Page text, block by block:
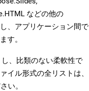
などの他の
、アプリケーション間で
す。
、比類のない柔軟性で
イル形式の全リストは、
い。